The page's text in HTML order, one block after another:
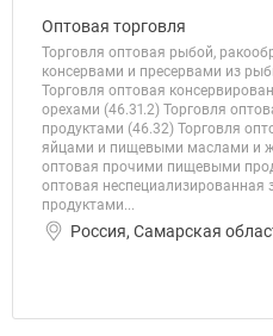
Оптовая торговля
Торговля оптовая рыбой,
консервами и пресервами из
Торговля оптовая
орехами (46.31.2) Торговля
продуктами (46.32) Торговля
яйцами и пищевыми маслами и
оптовая прочими пищевыми
оптовая
продуктами...
Россия, Самарская